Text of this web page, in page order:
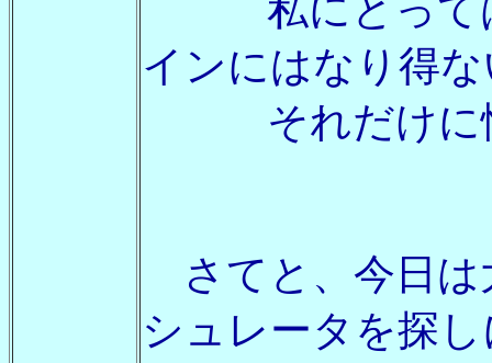
私にとっては
インにはなり得
それだけに憧
さてと、今日は
シュレータを探